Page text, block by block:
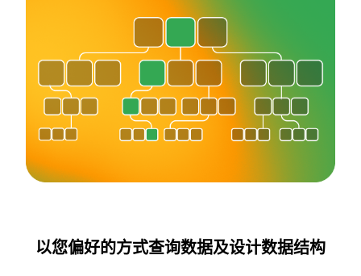
以您偏好的方式查询数据及设计数据结构